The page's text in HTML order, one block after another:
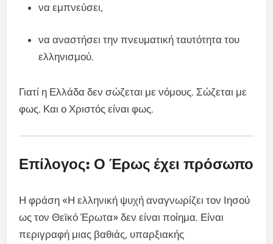
να εμπνεύσει,
να αναστήσει την πνευματική ταυτότητα του
ελληνισμού.
Γιατί η Ελλάδα δεν σώζεται με νόμους. Σώζεται με
φως. Και ο Χριστός είναι φως.
Επίλογος: Ο Έρως έχει πρόσωπο
Η φράση «Η ελληνική ψυχή αναγνωρίζει τον Ιησού
ως τον Θεϊκό Έρωτα» δεν είναι ποίημα. Είναι
περιγραφή μιας βαθιάς, υπαρξιακής